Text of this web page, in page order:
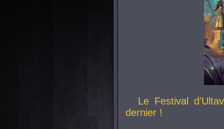
Le Festival
dernier !